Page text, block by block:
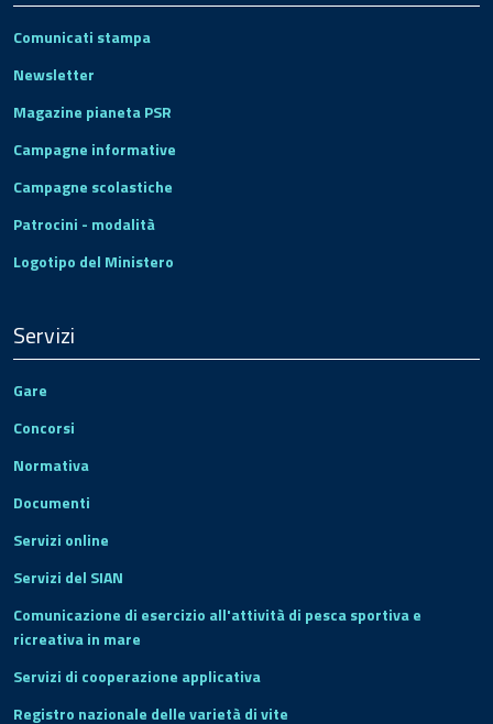
Comunicati stampa
Newsletter
Magazine pianeta PSR
Campagne informative
Campagne scolastiche
Patrocini - modalità
Logotipo del Ministero
Servizi
Gare
Concorsi
Normativa
Documenti
Servizi online
Servizi del SIAN
Comunicazione di esercizio all'attività di pesca sportiva e
ricreativa in mare
Servizi di cooperazione applicativa
Registro nazionale delle varietà di vite